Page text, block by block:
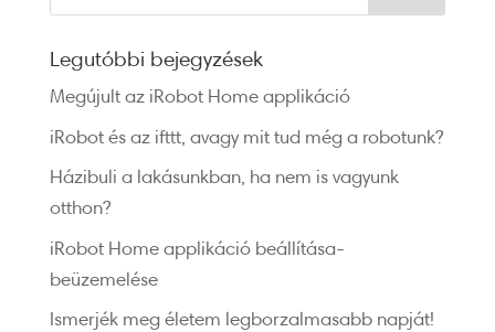
Legutóbbi bejegyzések
Megújult az iRobot Home applikáció
iRobot és az ifttt, avagy mit tud még a robotunk?
Házibuli a lakásunkban, ha nem is vagyunk
otthon?
iRobot Home applikáció beállítása-
beüzemelése
Ismerjék meg életem legborzalmasabb napját!